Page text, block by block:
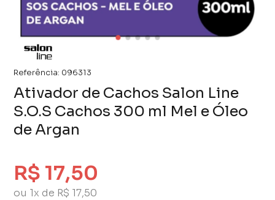
Referência: 096313
Ativador de Cachos Salon Line
S.O.S Cachos 300 ml Mel e Óleo
de Argan
R$ 17,50
ou 1x de R$ 17,50